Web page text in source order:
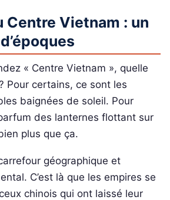
Centre Vietnam : un
« Centre Vietnam », quelle
Pour certains, ce sont les
baignées de soleil. Pour
des lanternes flottant sur
plus que ça.
géographique et
C’est là que les empires se
chinois qui ont laissé leur